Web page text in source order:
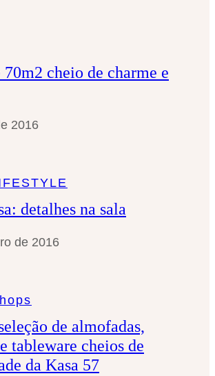
cheio de charme e
2016
detalhes na sala
de 2016
de almofadas,
tableware cheios de
da Kasa 57